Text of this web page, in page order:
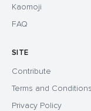
Kaomoji
FAQ
SITE
Contribute
Terms and Conditions
Privacy Policy